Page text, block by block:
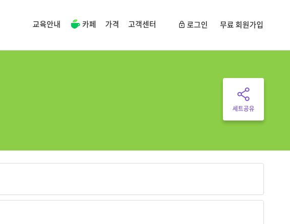
교육안내 카페 가격 고객센터 로그인 무료 회원가입
세트공유